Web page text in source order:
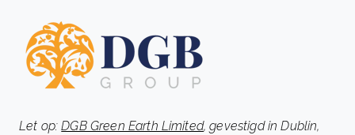
Let op:DGB Green Earth Limited, gevestigd in Dublin,